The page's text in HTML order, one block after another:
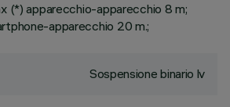
(*) apparecchio-apparecchio 8 m;
apparecchio 20 m.;
Sospensione binario lv